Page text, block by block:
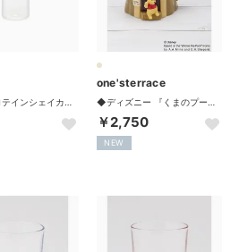
one'sterrace
￥2,750
NEW